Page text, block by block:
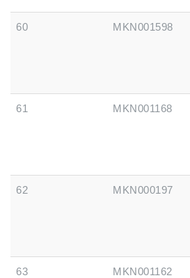
60 MKN001598
61 MKN001168
62 MKN000197
63 MKN001162